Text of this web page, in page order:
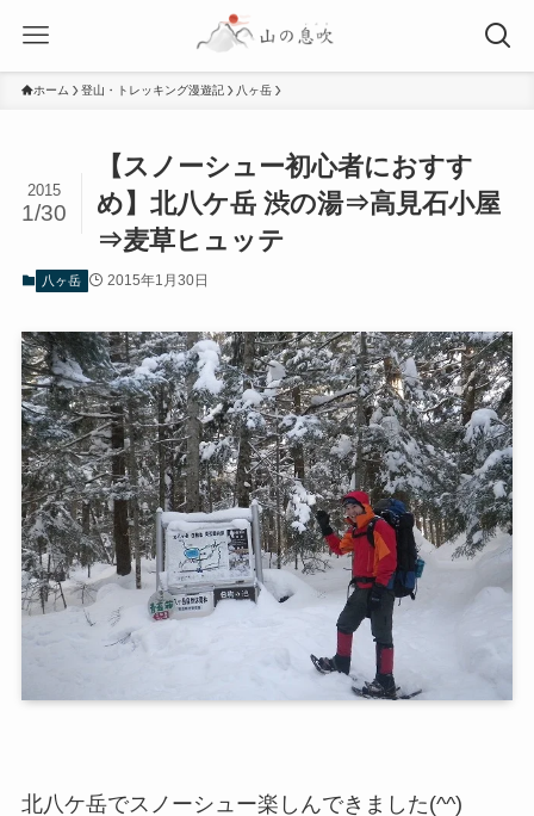
ホーム 登山・トレッキング漫遊記 八ヶ岳
【スノーシュー初心者におすす
め】北八ケ岳 渋の湯⇒高見石小屋
⇒麦草ヒュッテ
2015
1/30
八ヶ岳 2015年1月30日
北八ケ岳でスノーシュー楽しんできました(^^)